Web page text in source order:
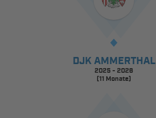
DJK AMMERTHAL
2025 - 2026
(11 Monate)